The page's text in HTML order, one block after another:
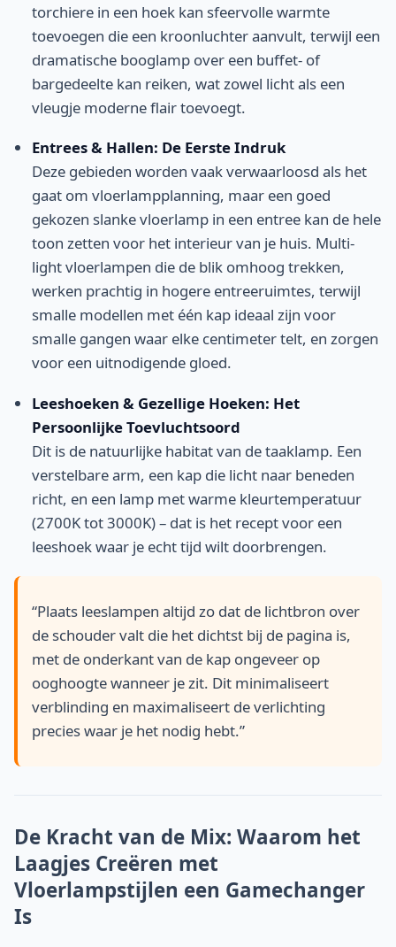
torchiere in een hoek kan sfeervolle warmte
toevoegen die een kroonluchter aanvult, terwijl een
dramatische booglamp over een buffet- of
bargedeelte kan reiken, wat zowel licht als een
vleugje moderne flair toevoegt.
Entrees & Hallen: De Eerste Indruk
Deze gebieden worden vaak verwaarloosd als het
gaat om vloerlampplanning, maar een goed
gekozen slanke vloerlamp in een entree kan de hele
toon zetten voor het interieur van je huis. Multi-
light vloerlampen die de blik omhoog trekken,
werken prachtig in hogere entreeruimtes, terwijl
smalle modellen met één kap ideaal zijn voor
smalle gangen waar elke centimeter telt, en zorgen
voor een uitnodigende gloed.
Leeshoeken & Gezellige Hoeken: Het
Persoonlijke Toevluchtsoord
Dit is de natuurlijke habitat van de taaklamp. Een
verstelbare arm, een kap die licht naar beneden
richt, en een lamp met warme kleurtemperatuur
(2700K tot 3000K) – dat is het recept voor een
leeshoek waar je echt tijd wilt doorbrengen.
“Plaats leeslampen altijd zo dat de lichtbron over
de schouder valt die het dichtst bij de pagina is,
met de onderkant van de kap ongeveer op
ooghoogte wanneer je zit. Dit minimaliseert
verblinding en maximaliseert de verlichting
precies waar je het nodig hebt.”
De Kracht van de Mix: Waarom het
Laagjes Creëren met
Vloerlampstijlen een Gamechanger
Is